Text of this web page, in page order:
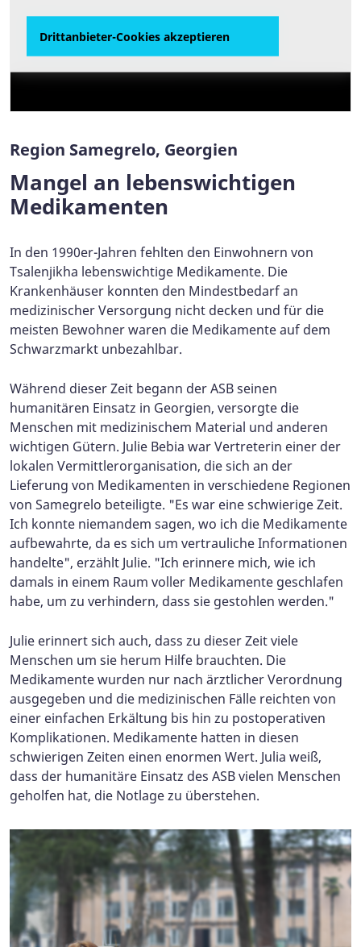
Dodo Chkharchkhalia: "In dieser Zeit begann
der ASB in Poti zu arbeiten. Es war die erste
humanitäre Hilfe, die ich gesehen hatte."
Drittanbieter-Cookies akzeptieren
Drittanbieter-Cookies akzeptieren
Region Samegrelo, Georgien
Mangel an lebenswichtigen
Medikamenten
In den 1990er-Jahren fehlten den Einwohnern von
Tsalenjikha lebenswichtige Medikamente. Die
Krankenhäuser konnten den Mindestbedarf an
medizinischer Versorgung nicht decken und für die
meisten Bewohner waren die Medikamente auf dem
Schwarzmarkt unbezahlbar.
Während dieser Zeit begann der ASB seinen
humanitären Einsatz in Georgien, versorgte die
Menschen mit medizinischem Material und anderen
wichtigen Gütern. Julie Bebia war Vertreterin einer der
lokalen Vermittlerorganisation, die sich an der
Lieferung von Medikamenten in verschiedene Regionen
von Samegrelo beteiligte. "Es war eine schwierige Zeit.
Ich konnte niemandem sagen, wo ich die Medikamente
aufbewahrte, da es sich um vertrauliche Informationen
handelte", erzählt Julie. "Ich erinnere mich, wie ich
damals in einem Raum voller Medikamente geschlafen
habe, um zu verhindern, dass sie gestohlen werden."
Julie erinnert sich auch, dass zu dieser Zeit viele
Menschen um sie herum Hilfe brauchten. Die
Medikamente wurden nur nach ärztlicher Verordnung
ausgegeben und die medizinischen Fälle reichten von
einer einfachen Erkältung bis hin zu postoperativen
Komplikationen. Medikamente hatten in diesen
schwierigen Zeiten einen enormen Wert. Julia weiß,
dass der humanitäre Einsatz des ASB vielen Menschen
geholfen hat, die Notlage zu überstehen.